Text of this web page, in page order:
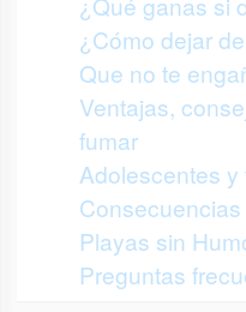
¿Cómo dejar
Que no te
Ventajas,
fumar
Adolescentes y
Playas sin
Preguntas